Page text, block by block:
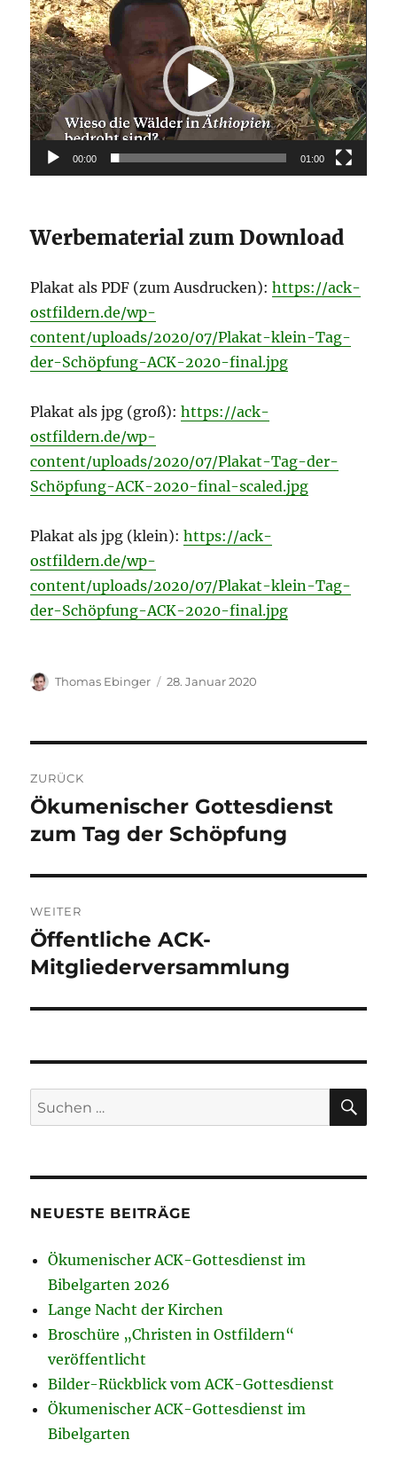
Player
00:00 01:00
Werbematerial zum Download
Plakat als PDF (zum Ausdrucken):https://ack-
ostfildern.de/wp-
content/uploads/2020/07/Plakat-klein-Tag-
der-Schöpfung-ACK-2020-final.jpg
Plakat als jpg (groß):https://ack-
ostfildern.de/wp-
content/uploads/2020/07/Plakat-Tag-der-
Schöpfung-ACK-2020-final-scaled.jpg
Plakat als jpg (klein):https://ack-
ostfildern.de/wp-
content/uploads/2020/07/Plakat-klein-Tag-
der-Schöpfung-ACK-2020-final.jpg
Autor
Thomas Ebinger
Veröffentlicht
28. Januar 2020
ZURÜCK
Vorheriger
Beitrag:
Ökumenischer Gottesdienst
zum Tag der Schöpfung
WEITER
Nächster
Beitrag:
Öffentliche ACK-
Mitgliederversammlung
Suchen
nach:
NEUESTE BEITRÄGE
Ökumenischer ACK-Gottesdienst im
Bibelgarten 2026
Lange Nacht der Kirchen
Broschüre „Christen in Ostfildern“
veröffentlicht
Bilder-Rückblick vom ACK-Gottesdienst
Ökumenischer ACK-Gottesdienst im
Bibelgarten